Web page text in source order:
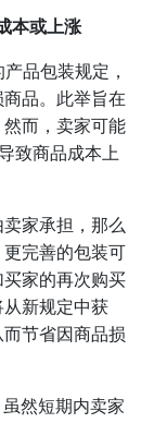
本或上涨
品包装规定，
品。此举旨在
而，卖家可能
致商品成本上
家承担，那么
完善的包装可
家的再次购买
新规定中获
节省因商品损
然短期内卖家